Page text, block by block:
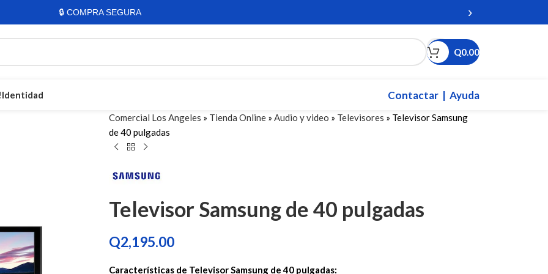
🔒 COMPRA SEGURA ›
Q0.00
Bicicletas Para Todo
Bicicletas para niños
Bicicletas Rali
Bicicletas Diamond
Ver todas las bicicletas
Identidad Contactar | Ayuda
Comercial Los Angeles » Tienda Online» Audio y video » Televisores » Televisor Samsung
de 40 pulgadas
Televisor Samsung de 40 pulgadas
Q2,195.00
Características de Televisor Samsung de 40 pulgadas: